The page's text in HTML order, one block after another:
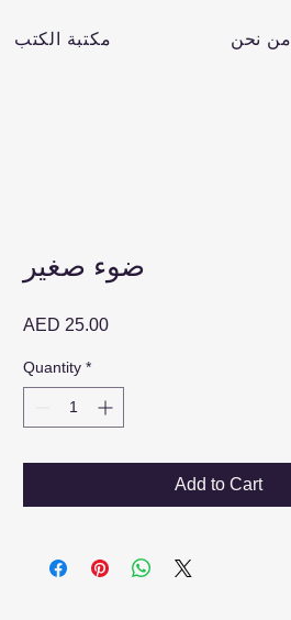
مكتبة الكتب من نحن
ضوء صغير
AED 25.00Price
Quantity *
Add to Cart